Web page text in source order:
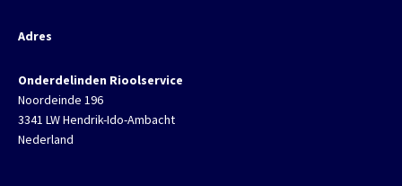
Adres
Onderdelinden Rioolservice
Noordeinde 196
3341 LW Hendrik-Ido-Ambacht
Nederland